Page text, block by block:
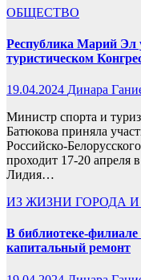
ОБЩЕСТВО
Республика Марий Эл
туристическом
19.04.2024 Динара
Министр спорта и
Батюкова приняла
Российско-
проходит 17-20 апреля
Лидия…
ИЗ ЖИЗНИ ГОРОДА
В библиотеке-
капитальный ремонт